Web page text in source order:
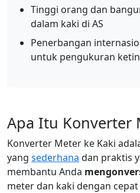
Tinggi orang dan
dalam kaki di AS
Penerbangan
untuk pengukuran
Apa Itu Konverter
Konverter Meter ke Kaki
yang sederhana dan praktis
membantu Anda
meter dan kaki dengan